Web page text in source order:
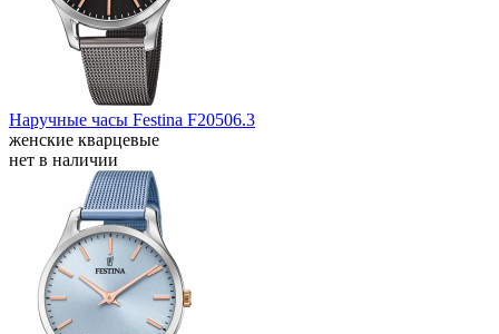
Наручные часы Festina F20506.3
женские кварцевые
нет в наличии